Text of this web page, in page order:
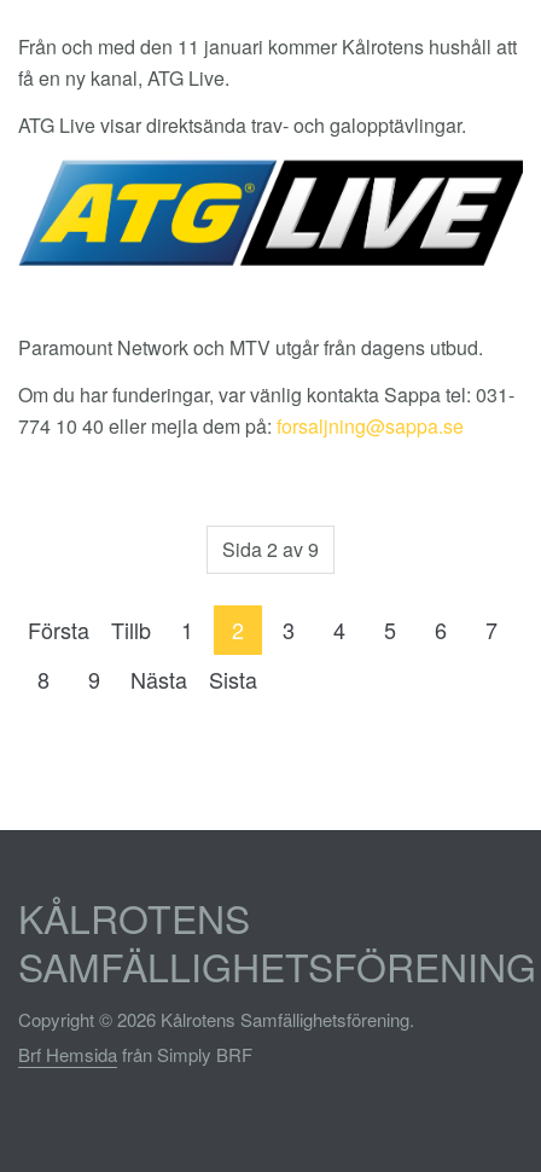
Från och med den 11 januari kommer Kålrotens hushåll att
få en ny kanal, ATG Live.
ATG Live visar direktsända trav- och galopptävlingar.
Paramount Network och MTV utgår från dagens utbud.
Om du har funderingar, var vänlig kontakta Sappa tel: 031-
774 10 40 eller mejla dem på:
Sida 2 av 9
Första Tillb 1 2 3 4 5 6
7
8
9 Nästa Sista
KÅLROTENS
SAMFÄLLIGHETSFÖRENING
Copyright © 2026 Kålrotens Samfällighetsförening.
Brf Hemsidafrån Simply BRF